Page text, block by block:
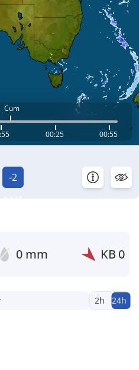
Cum
00:25 00:55
-2
0 mm KB 0
2h 24h